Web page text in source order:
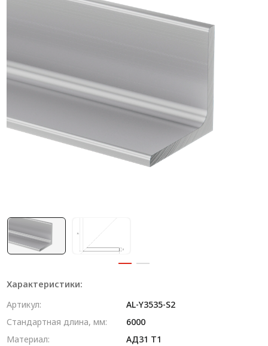
Конвейерная фурнитура
Система V-паза NEW!
Алюминиевые промышленные ограждения
Алюминиевая промышленная мебель
Крейты и кассеты Subrack systems
Профиль строительного назначения
Лист алюминиевый
Метрический крепеж
Конструкции из профиля
Услуги дополнительной обработки профиля
Характеристики:
Артикул:
AL-Y3535-S2
Стандартная длина, мм:
6000
Материал:
AД31 T1